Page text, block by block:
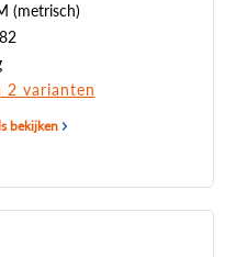
(metrisch)
2 varianten
bekijken